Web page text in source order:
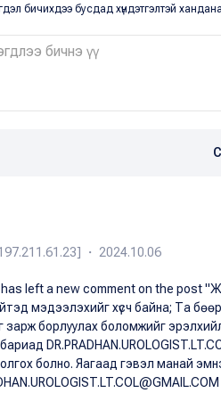
бичихдээ бусдад хүндэтгэлтэй
・ 2024.10.06
has left a new comment on the post
мэдээлэхийг хүсч байна; Та
зарж борлуулах боломжийг
болно. Яагаад гэвэл манай